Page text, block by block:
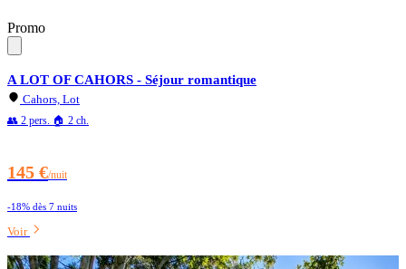
Promo
A LOT OF CAHORS - Séjour romantique
Cahors, Lot
👥 2 pers. 🏠 2 ch.
145 €/nuit
-18% dès 7 nuits
Voir